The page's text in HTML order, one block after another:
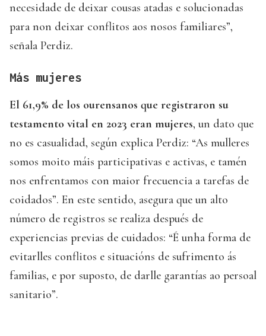
necesidade de deixar cousas atadas e solucionadas
para non deixar conflitos aos nosos familiares”,
señala Perdiz.
Más mujeres
El 61,9% de los ourensanos que registraron su
testamento vital en 2023 eran mujeres, un dato que
no es casualidad, según explica Perdiz: “As mulleres
somos moito máis participativas e activas, e tamén
nos enfrentamos con maior frecuencia a tarefas de
coidados”. En este sentido, asegura que un alto
número de registros se realiza después de
experiencias previas de cuidados: “É unha forma de
evitarlles conflitos e situacións de sufrimento ás
familias, e por suposto, de darlle garantías ao persoal
sanitario”.